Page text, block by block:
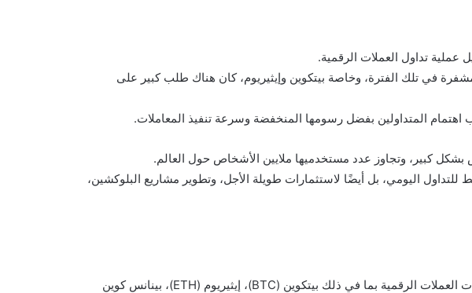
تداول العملات الرقمية.
في تلك الفترة، وخاصة بيتكوين وإيثيريوم، كان هناك طلب كبير على
المتداولين بفضل رسومها المنخفضة وسرعة تنفيذ المعاملات.
اليومي، بل أيضًا لاستثمارات طويلة الأجل، وتطوير مشاريع البلوكشين،
بينانس توفر للمستخدمين إمكانية تداول مئات العملات الرقمية بما في ذلك بيتكوين (BTC)، إيثيريوم (ETH)، بينانس كوين